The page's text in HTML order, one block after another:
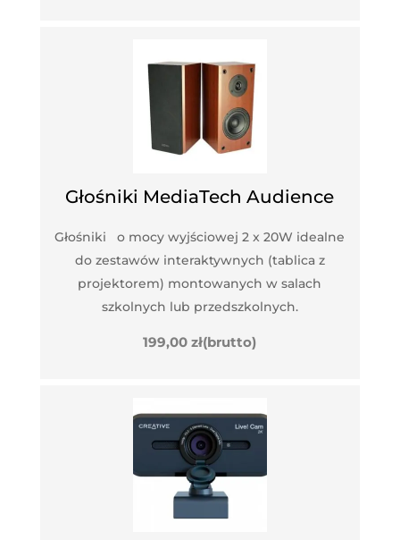
Głośniki MediaTech Audience
Głośniki o mocy wyjściowej 2 x 20W idealne
do zestawów interaktywnych (tablica z
projektorem) montowanych w salach
szkolnych lub przedszkolnych.
199,00zł(brutto)